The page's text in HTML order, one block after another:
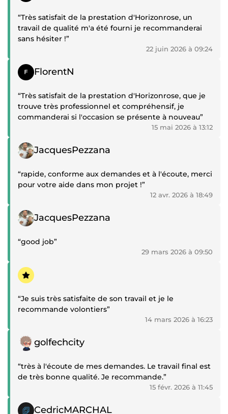
“Très satisfait de la prestation d'Horizonrose, un
travail de qualité m'a été fourni je recommanderai
sans hésiter !”
22 juin 2026 à 09:24
Témoignage positif
FlorentN
“Très satisfait de la prestation d'Horizonrose, que je
trouve très professionnel et compréhensif, je
commanderai si l'occasion se présente à nouveau”
15 mai 2026 à 13:12
Témoignage positif
JacquesPezzana
“rapide, conforme aux demandes et à l'écoute, merci
pour votre aide dans mon projet !”
12 avr. 2026 à 18:49
Témoignage positif
JacquesPezzana
“good job”
29 mars 2026 à 09:50
Témoignage positif
“Je suis très satisfaite de son travail et je le
recommande volontiers”
14 mars 2026 à 16:23
Témoignage positif
golfechcity
“très à l'écoute de mes demandes. Le travail final est
de très bonne qualité. Je recommande.”
15 févr. 2026 à 11:45
Témoignage positif
CedricMARCHAL